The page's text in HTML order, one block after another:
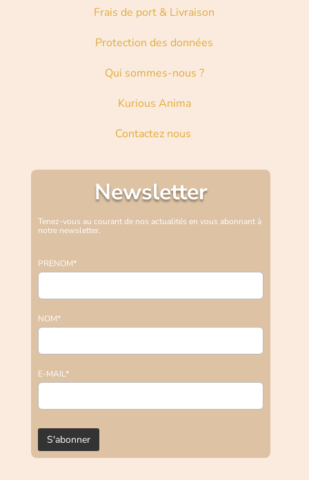
Frais de port & Livraison
Protection des données
Qui sommes-nous ?
Kurious Anima
Contactez nous
Newsletter
Tenez-vous au courant de nos actualités en vous abonnant à
notre newsletter.
PRENOM*
NOM*
E-MAIL*